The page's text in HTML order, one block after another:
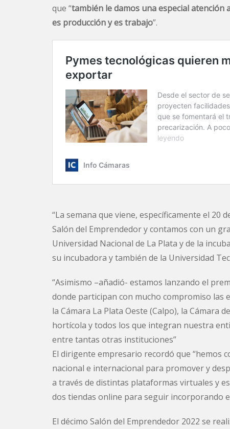
que “también le damos una especial
es producción y es trabajo”.
“La semana que viene, específicamente el 20
Salón del Emprendedor y contamos con un
Universidad Nacional de La Plata y de la
su incubadora y también de la Universidad
“Asimismo –añadió- estamos lanzando el
donde participan con mucho compromiso las
la Cámara La Plata Oeste (Calpo), la Cámara
hortícola y todos los que integran nuestra
entre tantas otras instituciones”
El dirigente empresario recordó que “hemos
nacional e internacional para promover y
a través de distintas plataformas virtuales y
dos tiendas online para seguir incorporando
El décimo Salón del Emprendedor 2022 se